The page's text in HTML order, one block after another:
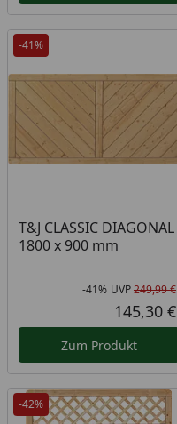
-41%
T&J CLASSIC DIAGONAL
1800 x 900 mm
-41% UVP249,99 €
145,30 €
Zum Produkt
-42%